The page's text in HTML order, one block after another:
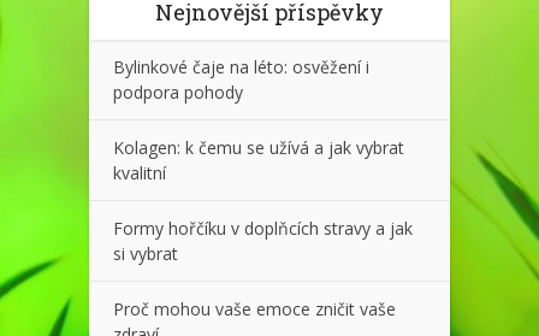
Nejnovější příspěvky
Bylinkové čaje na léto: osvěžení i
podpora pohody
Kolagen: k čemu se užívá a jak vybrat
kvalitní
Formy hořčíku v doplňcích stravy a jak
si vybrat
Proč mohou vaše emoce zničit vaše